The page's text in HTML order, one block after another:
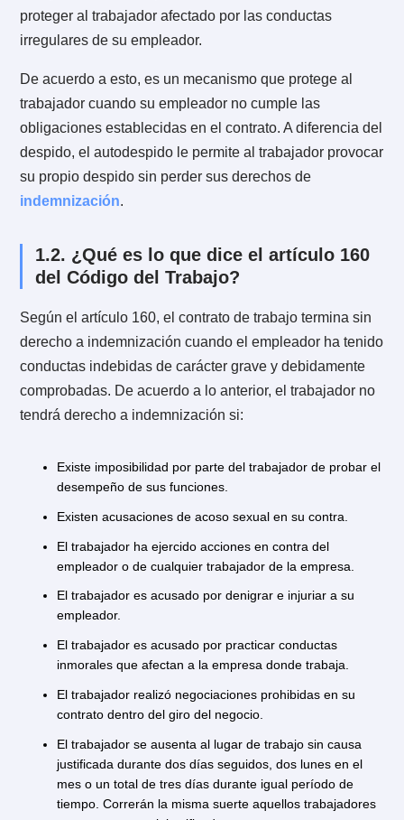
De acuerdo a esto, el autodespido podrá efectuarse
el caso de que el empleador no cumpla alguna de las
causales del contrato de trabajo que le son
Al ocurrir esto, el contrato queda totalmente
impide que el trabajador continúe prestando sus
servicios con normalidad.
La figura del autodespido nace como una forma de
proteger al trabajador afectado por las conductas
irregulares de su empleador.
De acuerdo a esto, es un mecanismo que protege al
trabajador cuando su empleador no cumple las
obligaciones establecidas en el contrato. A diferencia
su propio despido sin perder sus derechos de
indemnización.
1.2. ¿Qué es lo que dice el artículo
del Código del Trabajo?
Según el artículo 160, el contrato de trabajo termina
derecho a indemnización cuando el empleador ha
conductas indebidas de carácter grave y
comprobadas. De acuerdo a lo anterior, el trabajador
Existe imposibilidad por parte del trabajador de
desempeño de sus funciones.